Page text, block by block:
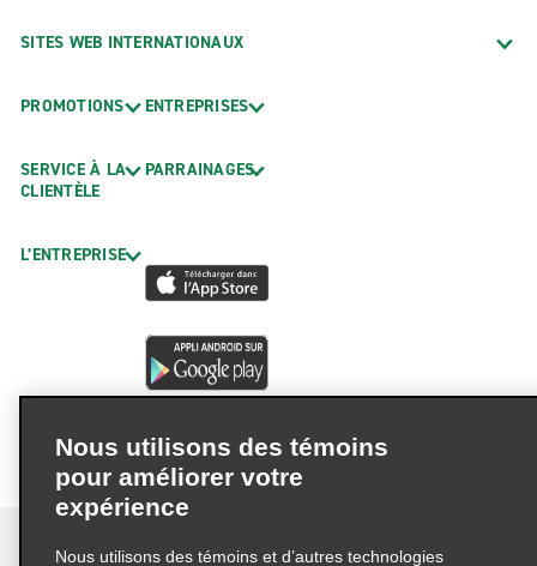
SITES WEB INTERNATIONAUX
PROMOTIONS
SERVICE À LA
CLIENTÈLE
L’ENTREPRISE
ENTREPRISES
PARRAINAGES
Nous utilisons des témoins
pour améliorer votre
expérience
Nous utilisons des témoins et d’autres technologies